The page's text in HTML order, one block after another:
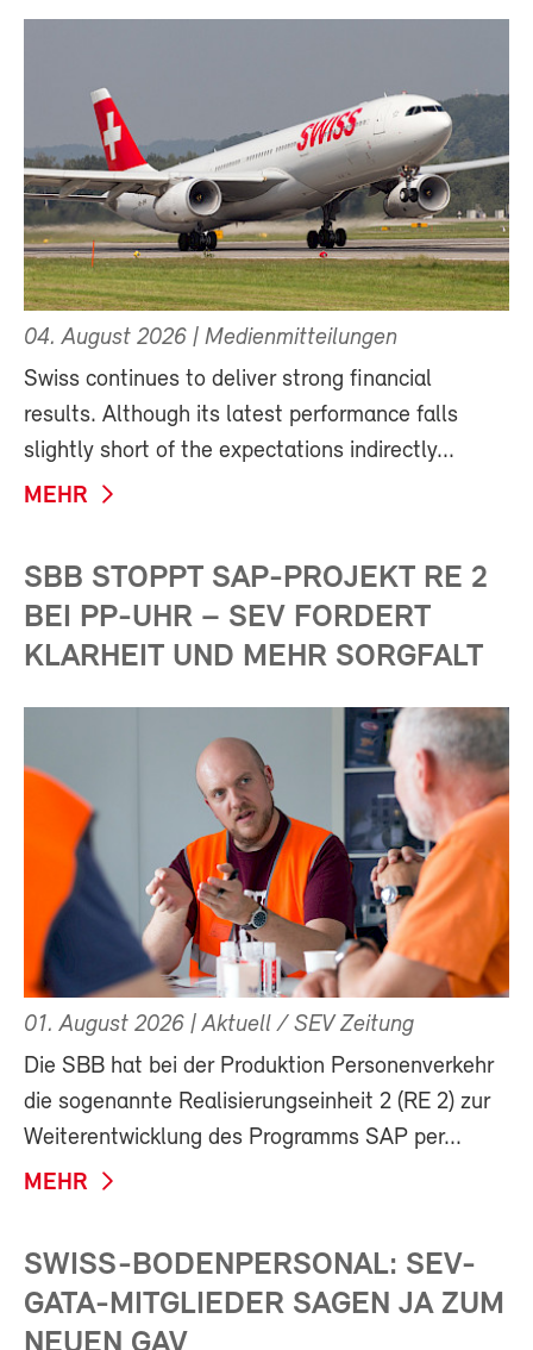
04. August 2026 | Medienmitteilungen
Swiss continues to deliver strong financial
results. Although its latest performance falls
slightly short of the expectations indirectly...
MEHR
SBB STOPPT SAP-PROJEKT RE 2
BEI PP-UHR – SEV FORDERT
KLARHEIT UND MEHR SORGFALT
01. August 2026 | Aktuell / SEV Zeitung
Die SBB hat bei der Produktion Personenverkehr
die sogenannte Realisierungseinheit 2 (RE 2) zur
Weiterentwicklung des Programms SAP per...
MEHR
SWISS-BODENPERSONAL: SEV-
GATA-MITGLIEDER SAGEN JA ZUM